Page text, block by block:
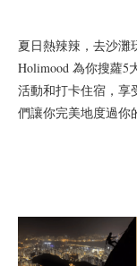
夏日熱辣辣，去沙灘
Holimood 為你搜蘿5
活動和打卡住宿，享
們讓你完美地度過你